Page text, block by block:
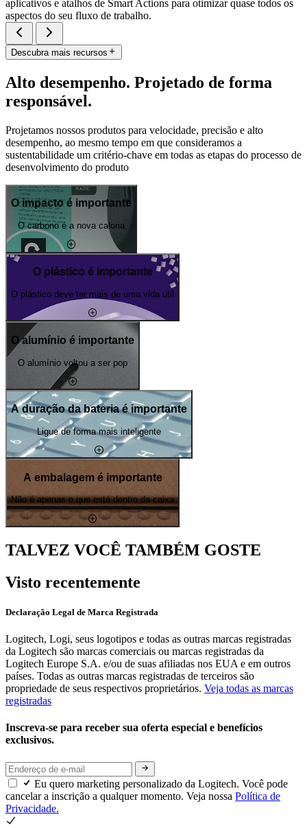
aplicativos e atalhos de Smart Actions para otimizar quase todos os
aspectos do seu fluxo de trabalho.
Descubra mais recursos
Alto desempenho. Projetado de forma
responsável.
Projetamos nossos produtos para velocidade, precisão e alto
desempenho, ao mesmo tempo em que consideramos a
sustentabilidade um critério-chave em todas as etapas do processo de
desenvolvimento do produto
O impacto é importante
O carbono é a nova caloria
O plástico é importante
O plástico deve ter mais de uma vida útil
O alumínio é importante
O alumínio voltou a ser pop
A duração da bateria é importante
Ligue de forma mais inteligente
A embalagem é importante
Não é apenas o que está dentro da caixa
TALVEZ VOCÊ TAMBÉM GOSTE
Visto recentemente
Declaração Legal de Marca Registrada
Logitech, Logi, seus logotipos e todas as outras marcas registradas
da Logitech são marcas comerciais ou marcas registradas da
Logitech Europe S.A. e/ou de suas afiliadas nos EUA e em outros
países. Todas as outras marcas registradas de terceiros são
propriedade de seus respectivos proprietários. Veja todas as marcas
registradas
Inscreva-se para receber sua oferta especial e benefícios
exclusivos.
Eu quero marketing personalizado da Logitech. Você pode
cancelar a inscrição a qualquer momento. Veja nossa Política de
Privacidade.